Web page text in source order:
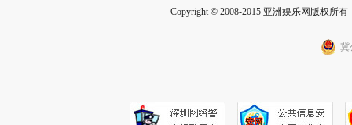
Copyright © 2008-2015 亚洲娱乐网版权所
冀